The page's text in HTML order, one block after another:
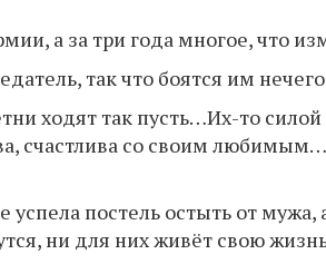
а за три года многое, что
так что боятся им
ходят так пусть…Их-то
счастлива со своим
успела постель остыть от
ни для них живёт свою